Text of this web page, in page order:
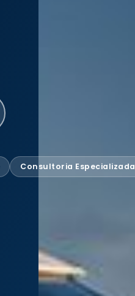
Consultoria Especializada